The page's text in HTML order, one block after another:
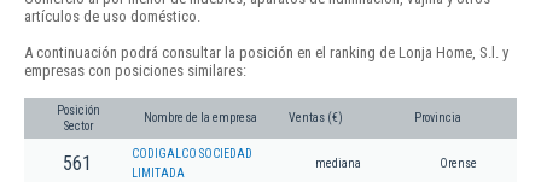
artículos de uso doméstico.
A continuación podrá consultar la posición en el ranking de Lonja Home, S.l. y
empresas con posiciones similares:
Posición
Sector
Nombre de la empresa Ventas (€) Provincia
561
CODIGALCO SOCIEDAD
LIMITADA
mediana Orense